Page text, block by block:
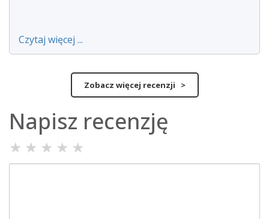
Czytaj więcej ...
Zobacz więcej recenzji >
Napisz recenzję
★ ★ ★ ★ ★